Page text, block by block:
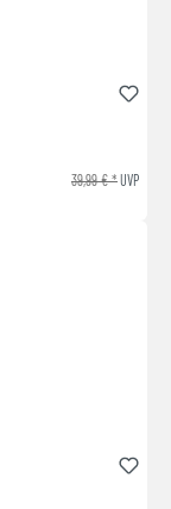
39,99 € *UVP